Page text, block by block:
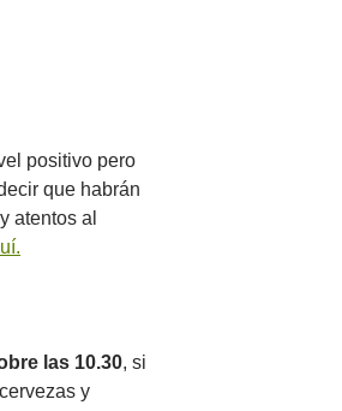
positivo pero
que habrán
atentos al
las 10.30, si
y